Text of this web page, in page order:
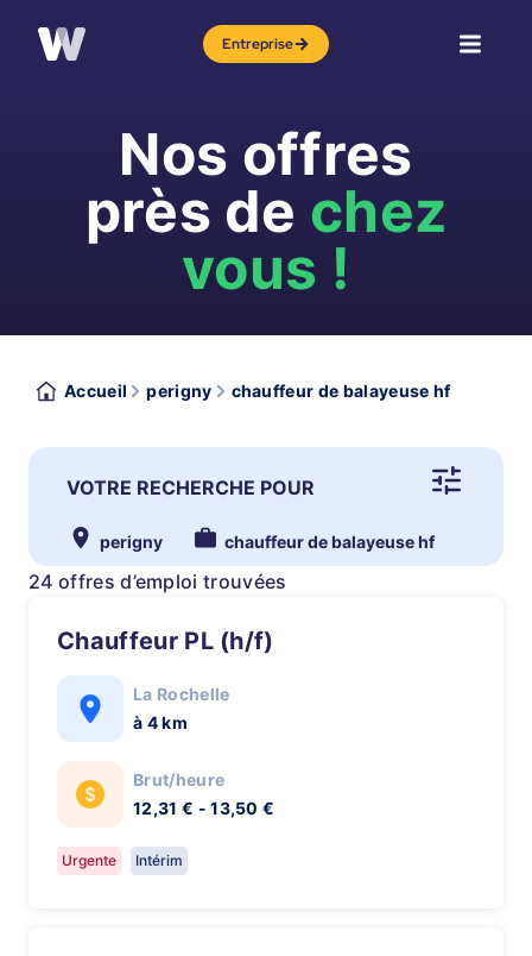
Entreprise
Nos offres
près de chez
vous !
Accueil perigny chauffeur de balayeuse hf
VOTRE RECHERCHE POUR
perigny chauffeur de balayeuse hf
24 offres d’emploi trouvées
Chauffeur PL (h/f)
La Rochelle
à 4 km
Brut/heure
12,31 € - 13,50 €
Urgente Intérim